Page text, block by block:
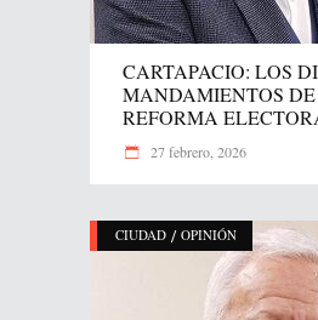
CARTAPACIO: LOS
MANDAMIENTOS
REFORMA
27 febrero, 2026
CIUDAD / OPINIÓN